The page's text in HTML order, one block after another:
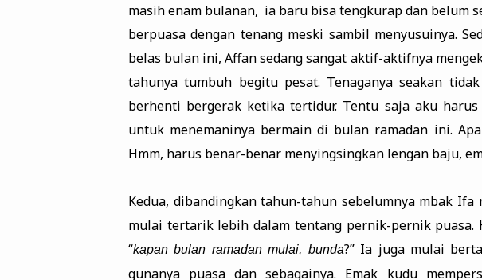
masih enam bulanan, ia baru bisa tengkurap dan belum
berpuasa dengan tenang meski sambil menyusuinya.
belas bulan ini, Affan sedang sangat aktif-aktifnya
tahunya tumbuh begitu pesat. Tenaganya seakan
berhenti bergerak ketika tertidur. Tentu saja aku
untuk menemaninya bermain di bulan ramadan ini.
Hmm, harus benar-benar menyingsingkan lengan baju,
Kedua, dibandingkan tahun-tahun sebelumnya mbak
mulai tertarik lebih dalam tentang pernik-pernik
“kapan bulan ramadan mulai, bunda?” Ia juga mulai
gunanya puasa dan sebagainya. Emak kudu